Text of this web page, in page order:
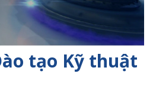
tạo Kỹ thuật